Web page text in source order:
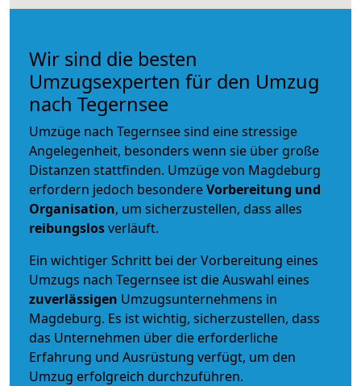
Wir sind die besten
Umzugsexperten für den Umzug
nach Tegernsee
Umzüge nach Tegernsee sind eine stressige
Angelegenheit, besonders wenn sie über große
Distanzen stattfinden. Umzüge von Magdeburg
erfordern jedoch besondereVorbereitung und
Organisation, um sicherzustellen, dass alles
reibungslosverläuft.
Ein wichtiger Schritt bei der Vorbereitung eines
Umzugs nach Tegernsee ist die Auswahl eines
zuverlässigen Umzugsunternehmens in
Magdeburg. Es ist wichtig, sicherzustellen, dass
das Unternehmen über die erforderliche
Erfahrung und Ausrüstung verfügt, um den
Umzug erfolgreich durchzuführen.